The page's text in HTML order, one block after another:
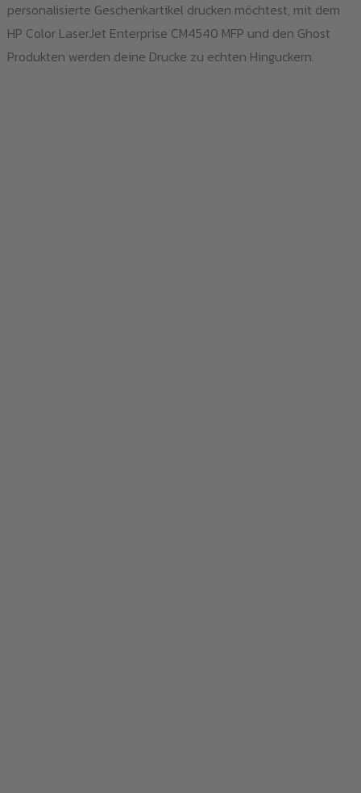
personalisierte Geschenkartikel drucken möchtest, mit dem
HP Color LaserJet Enterprise CM4540 MFP und den Ghost
Produkten werden deine Drucke zu echten Hinguckern.